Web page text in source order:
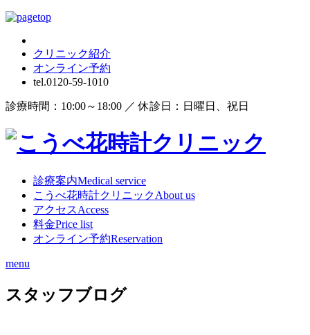
クリニック紹介
オンライン予約
tel.0120-59-1010
診療時間：10:00～18:00 ／ 休診日：日曜日、祝日
診療案内Medical service
こうべ花時計クリニックAbout us
アクセスAccess
料金Price list
オンライン予約Reservation
menu
スタッフブログ